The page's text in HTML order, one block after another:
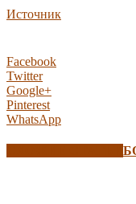
Источник
Facebook
Twitter
Google+
Pinterest
WhatsApp